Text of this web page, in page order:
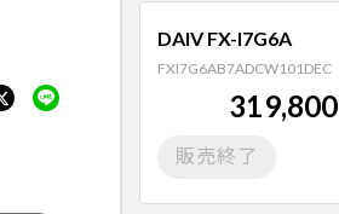
DAIV FX-I7G6A
FXI7G6AB7ADCW101DEC
319,800
販売終了